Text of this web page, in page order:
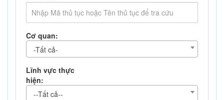
Cơ quan:
-Tất cả-
Lĩnh vực thực
hiện:
--Tất cả--